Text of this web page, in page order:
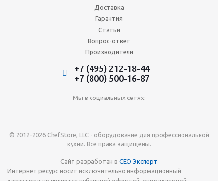
Доставка
Гарантия
Статьи
Вопрос-ответ
Производители
+7 (495) 212-18-44
+7 (800) 500-16-87
Мы в социальных сетях:
© 2012-2026 ChefStore, LLC - оборудование для профессиональной
кухни. Все права защищены.
Сайт разработан в СЕО Эксперт
Интернет ресурс носит исключительно информационный